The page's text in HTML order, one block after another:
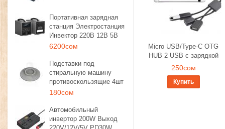
Портативная зарядная
станция Электростанция
Инвектор 220В 12В 5В
6200сом
Подставки под
стиральную машину
противоскользящие 4шт
180сом
Автомобильный
инвертор 200W Выход
Micro USB/Type-C OTG
HUB 2 USB с зарядкой
250сом
Купить